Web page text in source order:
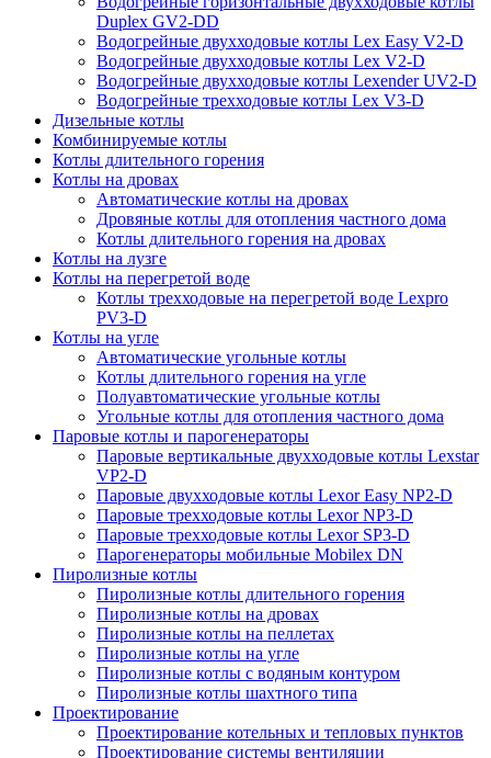
Duplex GV2-DD
Водогрейные двухходовые котлы Lex Easy V2-D
Водогрейные двухходовые котлы Lex V2-D
Водогрейные двухходовые котлы Lexender UV2-D
Водогрейные трехходовые котлы Lex V3-D
Дизельные котлы
Комбинируемые котлы
Котлы длительного горения
Котлы на дровах
Автоматические котлы на дровах
Дровяные котлы для отопления частного дома
Котлы длительного горения на дровах
Котлы на лузге
Котлы на перегретой воде
Котлы трехходовые на перегретой воде Lexpro
PV3-D
Котлы на угле
Автоматические угольные котлы
Котлы длительного горения на угле
Полуавтоматические угольные котлы
Угольные котлы для отопления частного дома
Паровые котлы и парогенераторы
Паровые вертикальные двухходовые котлы Lexstar
VP2-D
Паровые двухходовые котлы Lexor Easy NP2-D
Паровые трехходовые котлы Lexor NP3-D
Паровые трехходовые котлы Lexor SP3-D
Парогенераторы мобильные Mobilex DN
Пиролизные котлы
Пиролизные котлы длительного горения
Пиролизные котлы на дровах
Пиролизные котлы на пеллетах
Пиролизные котлы на угле
Пиролизные котлы с водяным контуром
Пиролизные котлы шахтного типа
Проектирование
Проектирование котельных и тепловых пунктов
Проектирование системы вентиляции